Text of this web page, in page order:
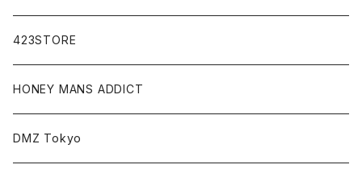
423STORE
HONEY MANS ADDICT
DMZ Tokyo